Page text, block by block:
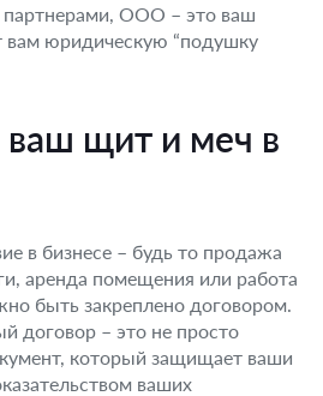
партнерами, ООО – это ваш
вам юридическую “подушку
щит и меч в
в бизнесе – будь то продажа
аренда помещения или работа
быть закреплено договором.
договор – это не просто
который защищает ваши
ваших